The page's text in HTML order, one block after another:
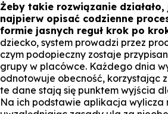
Żeby takie rozwiązanie
najpierw opisać codzienne
formie jasnych reguł krok po
dziecko, system prowadzi przez
czym podopieczny zostaje
grupy w placówce. Każdego dnia
odnotowuje obecność, korzystając
te dane stają się punktem wyjścia
Na ich podstawie aplikacja wylicza